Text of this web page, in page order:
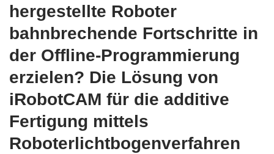
hergestellte Roboter
bahnbrechende Fortschritte in
der Offline-Programmierung
erzielen? Die Lösung von
iRobotCAM für die additive
Fertigung mittels
Roboterlichtbogenverfahren